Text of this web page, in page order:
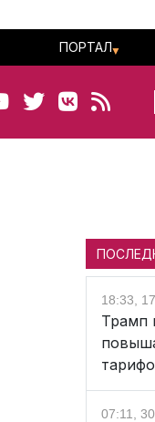
ПОРТАЛ
18:33,
Трамп
07:11,